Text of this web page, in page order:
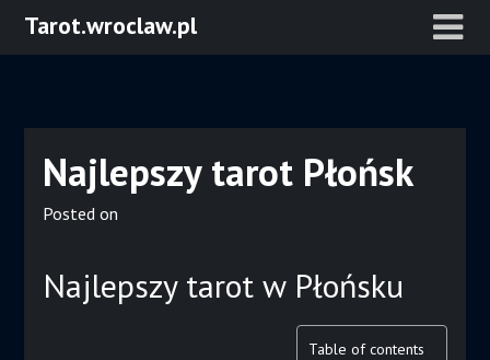
SkipTarot.wroclaw.pl
Najlepszy tarot Płońsk
Posted on
Najlepszy tarot w Płońsku
Table of contents